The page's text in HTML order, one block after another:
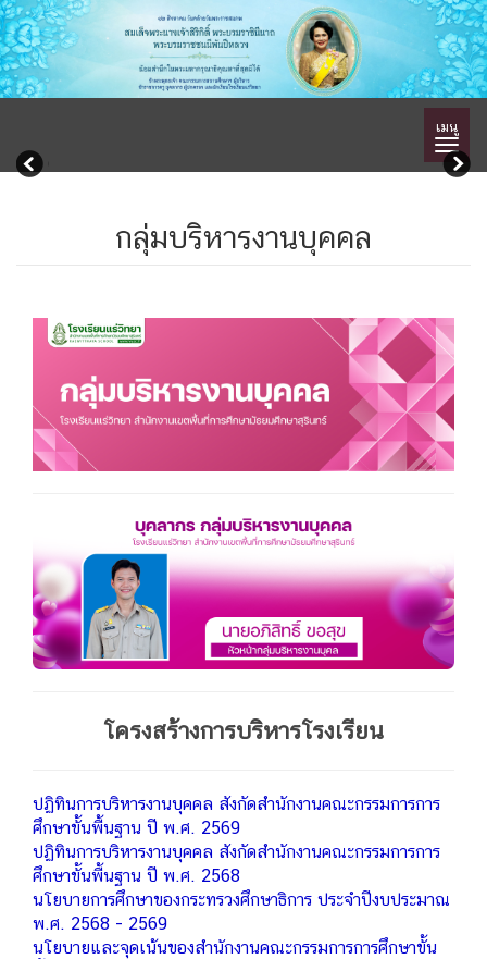
เมนู
กลุ่มบริหารงานบุคคล
โครงสร้างการบริหารโรงเรียน
ปฏิทินการบริหารงานบุคคล สังกัดสำนักงานคณะกรรมการการ
ศึกษาขั้นพื้นฐาน ปี พ.ศ. 2569
ปฏิทินการบริหารงานบุคคล สังกัดสำนักงานคณะกรรมการการ
ศึกษาขั้นพื้นฐาน ปี พ.ศ. 2568
นโยบายการศึกษาของกระทรวงศึกษาธิการ ประจำปีงบประมาณ
พ.ศ. 2568 - 2569
นโยบายและจุดเน้นของสำนักงานคณะกรรมการการศึกษาขั้น